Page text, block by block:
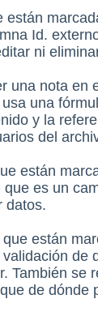
están
Id.
ni
una nota en
una
y la
del
están
que es un
datos.
están
de
También se
de dónde